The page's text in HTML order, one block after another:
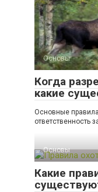
Основы
Когда
какие
Основные
ответственность
Основы
Какие